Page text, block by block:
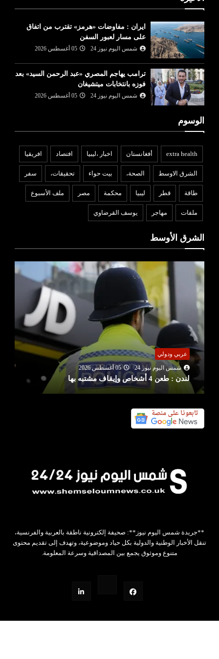
ايران : مفاوضات «هرمز» تقترب من اتفاق
على مسار لعبور السفن
شمس اليوم نيوز 24 05 أغسطس 2026
ترامب يهاجم المصري «عبد الرحمن السيد» بعد
فوزه بانتخابات ميتشيغان
شمس اليوم نيوز 24 05 أغسطس 2026
الوسوم
extra health أفغانستان اخبار ،ليبيا افتصاد افريقيا
الشرق الاوسط الصحة، بيت حواء تحقيقات، سفر
طاقة قطر ليبيا محكمة مصر ملف الأسبوع
ملفات مهاجر يوسف القرضاوي
الشرق الأوسط
عربي ودولي
شمس اليوم نيوز 24
05 أغسطس 2026
لندن : طعن 4 أشخاص وإيقاف مشتبه بها
**جريدة شمس اليوم نيوز**: صحيفة إلكترونية ناطقة بالعربية والفرنسية،
تنقل الأخبار الوطنية والدولية بكل حياد وموضوعية، وتهدف إلى تقديم محتوى
متنوع وموثوق يجمع بين المصداقية وسرعة المعلومة.